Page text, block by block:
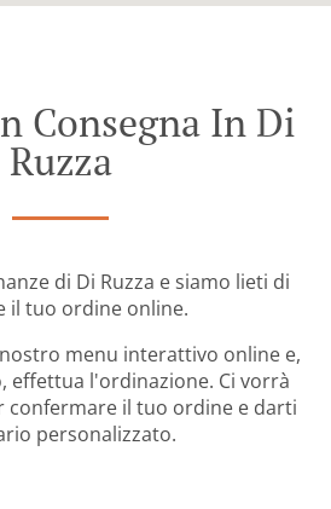
Consegna In Di
Ruzza
di Di Ruzza e siamo lieti di
il tuo ordine online.
menu interattivo online e,
effettua l'ordinazione. Ci vorrà
confermare il tuo ordine e darti
personalizzato.